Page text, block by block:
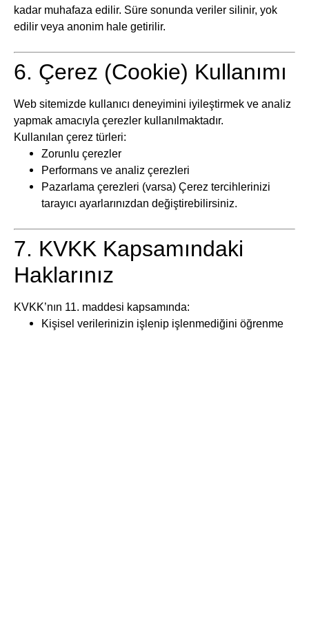
kadar muhafaza edilir. Süre sonunda veriler silinir, yok
edilir veya anonim hale getirilir.
6. Çerez (Cookie) Kullanımı
Web sitemizde kullanıcı deneyimini iyileştirmek ve analiz
yapmak amacıyla çerezler kullanılmaktadır.
Kullanılan çerez türleri:
Zorunlu çerezler
Performans ve analiz çerezleri
Pazarlama çerezleri (varsa) Çerez tercihlerinizi
tarayıcı ayarlarınızdan değiştirebilirsiniz.
7. KVKK Kapsamındaki
Haklarınız
KVKK’nın 11. maddesi kapsamında:
Kişisel verilerinizin işlenip işlenmediğini öğrenme